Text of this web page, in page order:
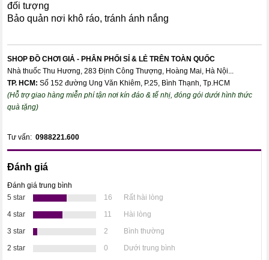
đối tượng
Bảo quản nơi khô ráo, tránh ánh nắng
SHOP ĐỒ CHƠI GIẢ - PHÂN PHỐI SỈ & LẺ TRÊN TOÀN QUỐC
Nhà thuốc Thu Hương, 283 Định Công Thượng, Hoàng Mai, Hà Nội...
TP. HCM: Số 152 đường Ung Văn Khiêm, P.25, Bình Thạnh, Tp.HCM
(Hỗ trợ giao hàng miễn phí tận nơi kín đáo & tế nhị, đóng gói dưới hình thức
quà tặng)
Tư vấn:0988221.600
Đánh giá
Đánh giá trung bình
5 star
16
Rất hài lòng
4 star
11
Hài lòng
3 star
2
Bình thường
2 star
0
Dưới trung bình